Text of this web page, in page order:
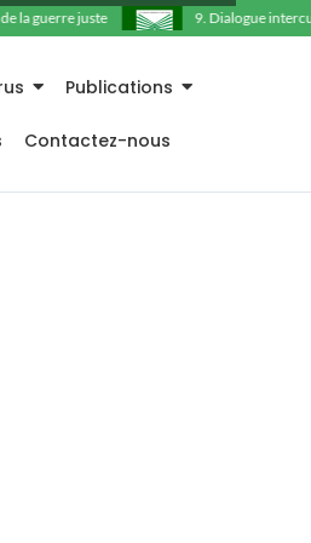
guerre juste 9. Dialogue
Publications
Contactez-nous